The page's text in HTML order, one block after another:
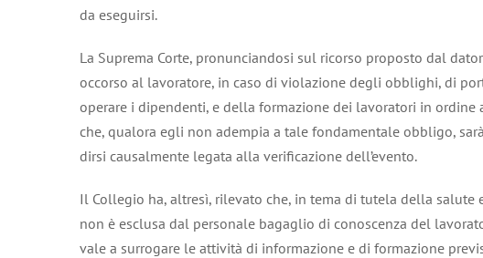
da eseguirsi.
La Suprema Corte, pronunciandosi sul ricorso proposto dal
occorso al lavoratore, in caso di violazione degli obblighi, di
operare i dipendenti, e della formazione dei lavoratori in
che, qualora egli non adempia a tale fondamentale obbligo,
dirsi causalmente legata alla verificazione dell’evento.
Il Collegio ha, altresì, rilevato che, in tema di tutela della
non è esclusa dal personale bagaglio di conoscenza del
vale a surrogare le attività di informazione e di formazione